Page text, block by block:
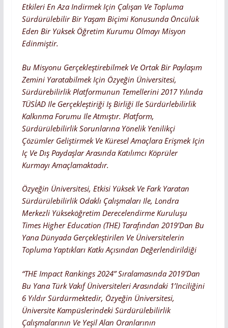
Etkileri En Aza Indirmek Için Çalışan Ve Topluma
Sürdürülebilir Bir Yaşam Biçimi Konusunda Öncülük
Eden Bir Yüksek Öğretim Kurumu Olmayı Misyon
Edinmiştir.
Bu Misyonu Gerçekleştirebilmek Ve Ortak Bir Paylaşım
Zemini Yaratabilmek Için Özyeğin Üniversitesi,
Sürdürebilirlik Platformunun Temellerini 2017 Yılında
TÜSİAD Ile Gerçekleştiriği Iş Birliği Ile Sürdürlebilirlik
Kalkınma Forumu Ile Atmıştır. Platform,
Sürdürülebilirlik Sorunlarına Yönelik Yenilikçi
Çözümler Geliştirmek Ve Küresel Amaçlara Erişmek Için
Iç Ve Dış Paydaşlar Arasında Katılımcı Köprüler
Kurmayı Amaçlamaktadır.
Özyeğin Üniversitesi, Etkisi Yüksek Ve Fark Yaratan
Sürdürülebilirlik Odaklı Çalışmaları Ile, Londra
Merkezli Yükseköğretim Derecelendirme Kuruluşu
Times Higher Education (THE) Tarafından 2019’dan Bu
Yana Dünyada Gerçekleştirilen Ve Üniversitelerin
Topluma Yaptıkları Katkı Açısından Değerlendirildiği
“THE Impact Rankings 2024” Sıralamasında 2019’dan
Bu Yana Türk Vakıf Üniversiteleri Arasındaki 1’inciliğini
6 Yıldır Sürdürmektedir, Özyeğin Üniversitesi,
Üniversite Kampüslerindeki Sürdürülebilirlik
Çalışmalarının Ve Yeşil Alan Oranlarının